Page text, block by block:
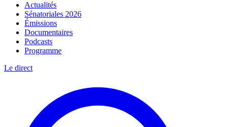
Actualités
Sénatoriales 2026
Émissions
Documentaires
Podcasts
Programme
Le direct